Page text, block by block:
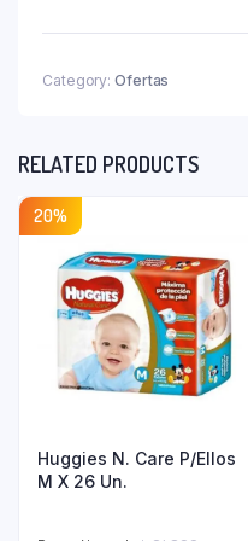
Kit
quantity
Category: Ofertas
RELATED PRODUCTS
20%
Huggies N. Care P/Ellos
M X 26 Un.